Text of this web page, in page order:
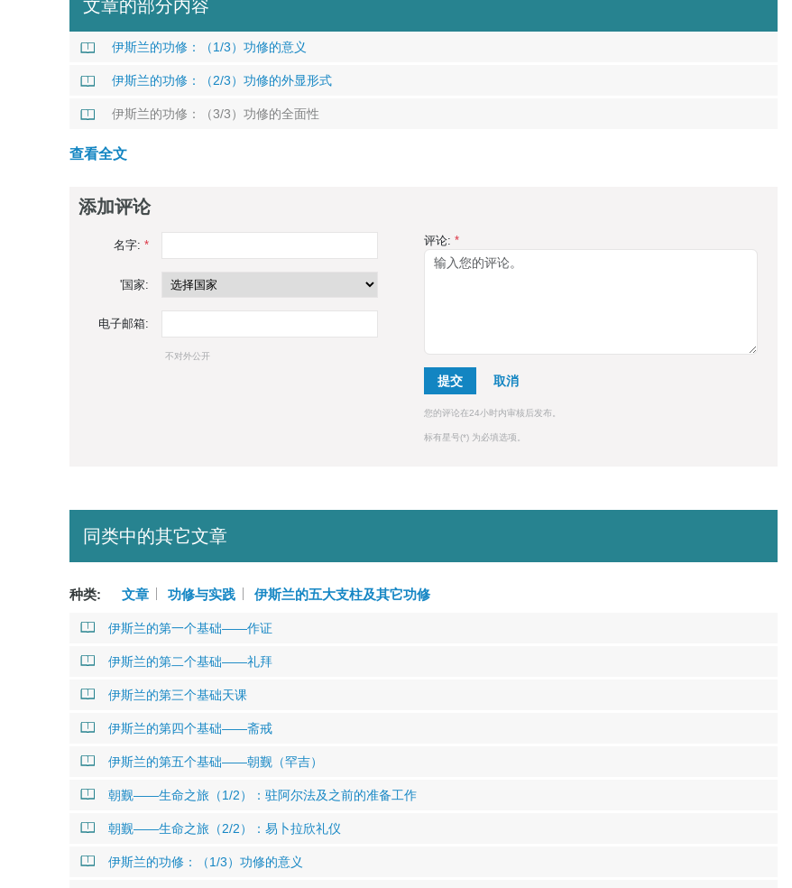
文章的部分内容
伊斯兰的功修：（1/3）功修的意义
伊斯兰的功修：（2/3）功修的外显形式
伊斯兰的功修：（3/3）功修的全面性
查看全文
添加评论
名字: *
'国家:
电子邮箱:
不对外公开
评论: *
提交
您的评论在24小时内审核后发布。
标有星号(*) 为必填选项。
同类中的其它文章
种类: 文章 功修与实践 伊斯兰的五大支柱及其它功修
伊斯兰的第一个基础——作证
伊斯兰的第二个基础——礼拜
伊斯兰的第三个基础天课
伊斯兰的第四个基础——斋戒
伊斯兰的第五个基础——朝觐（罕吉）
朝觐——生命之旅（1/2）：驻阿尔法及之前的准备工作
朝觐——生命之旅（2/2）：易卜拉欣礼仪
伊斯兰的功修：（1/3）功修的意义